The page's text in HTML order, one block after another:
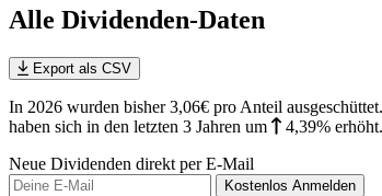
Alle Dividenden-Daten
Export als CSV
In 2026 wurden bisher 3,06€ pro Anteil
haben sich in den letzten 3 Jahren um 4,39% erhöht.
Neue Dividenden direkt per E-Mail
Kostenlos Anmelden